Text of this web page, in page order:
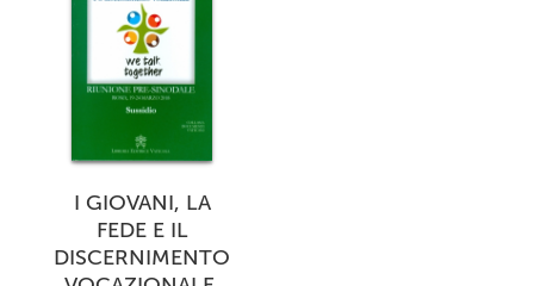
I GIOVANI, LA
FEDE E IL
DISCERNIMENTO